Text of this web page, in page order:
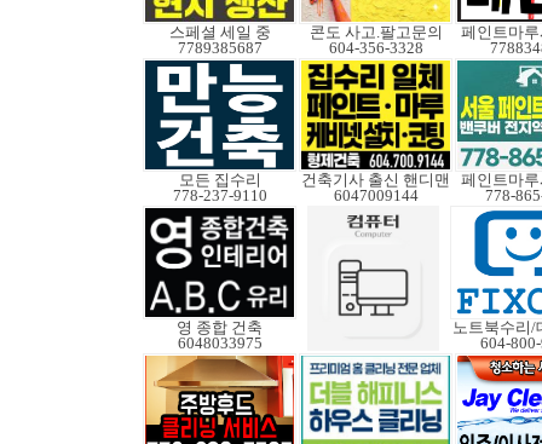
스페셜 세일 중
7789385687
콘도 사고.팔고문의
604-356-3328
페인트마
모든 집수리
778-237-9110
건축기사 출신 핸디맨
6047009144
페인트마
778-
영 종합 건축
6048033975
604-